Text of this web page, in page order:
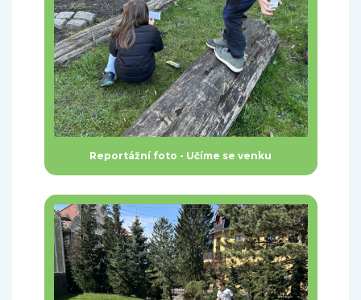
Reportážní foto - Učíme se venku